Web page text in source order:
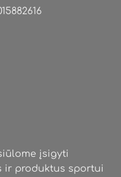
įsigyti
ir produktus sportui